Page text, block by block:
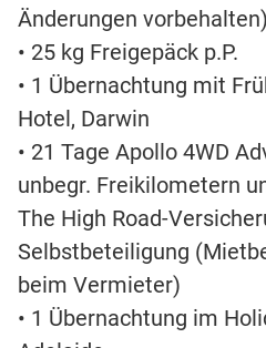
Änderungen vorbehalten)
• 25 kg Freigepäck p.P.
• 1 Übernachtung mit
Hotel, Darwin
• 21 Tage Apollo 4WD
unbegr. Freikilometern
The High Road-
Selbstbeteiligung
beim Vermieter)
• 1 Übernachtung im